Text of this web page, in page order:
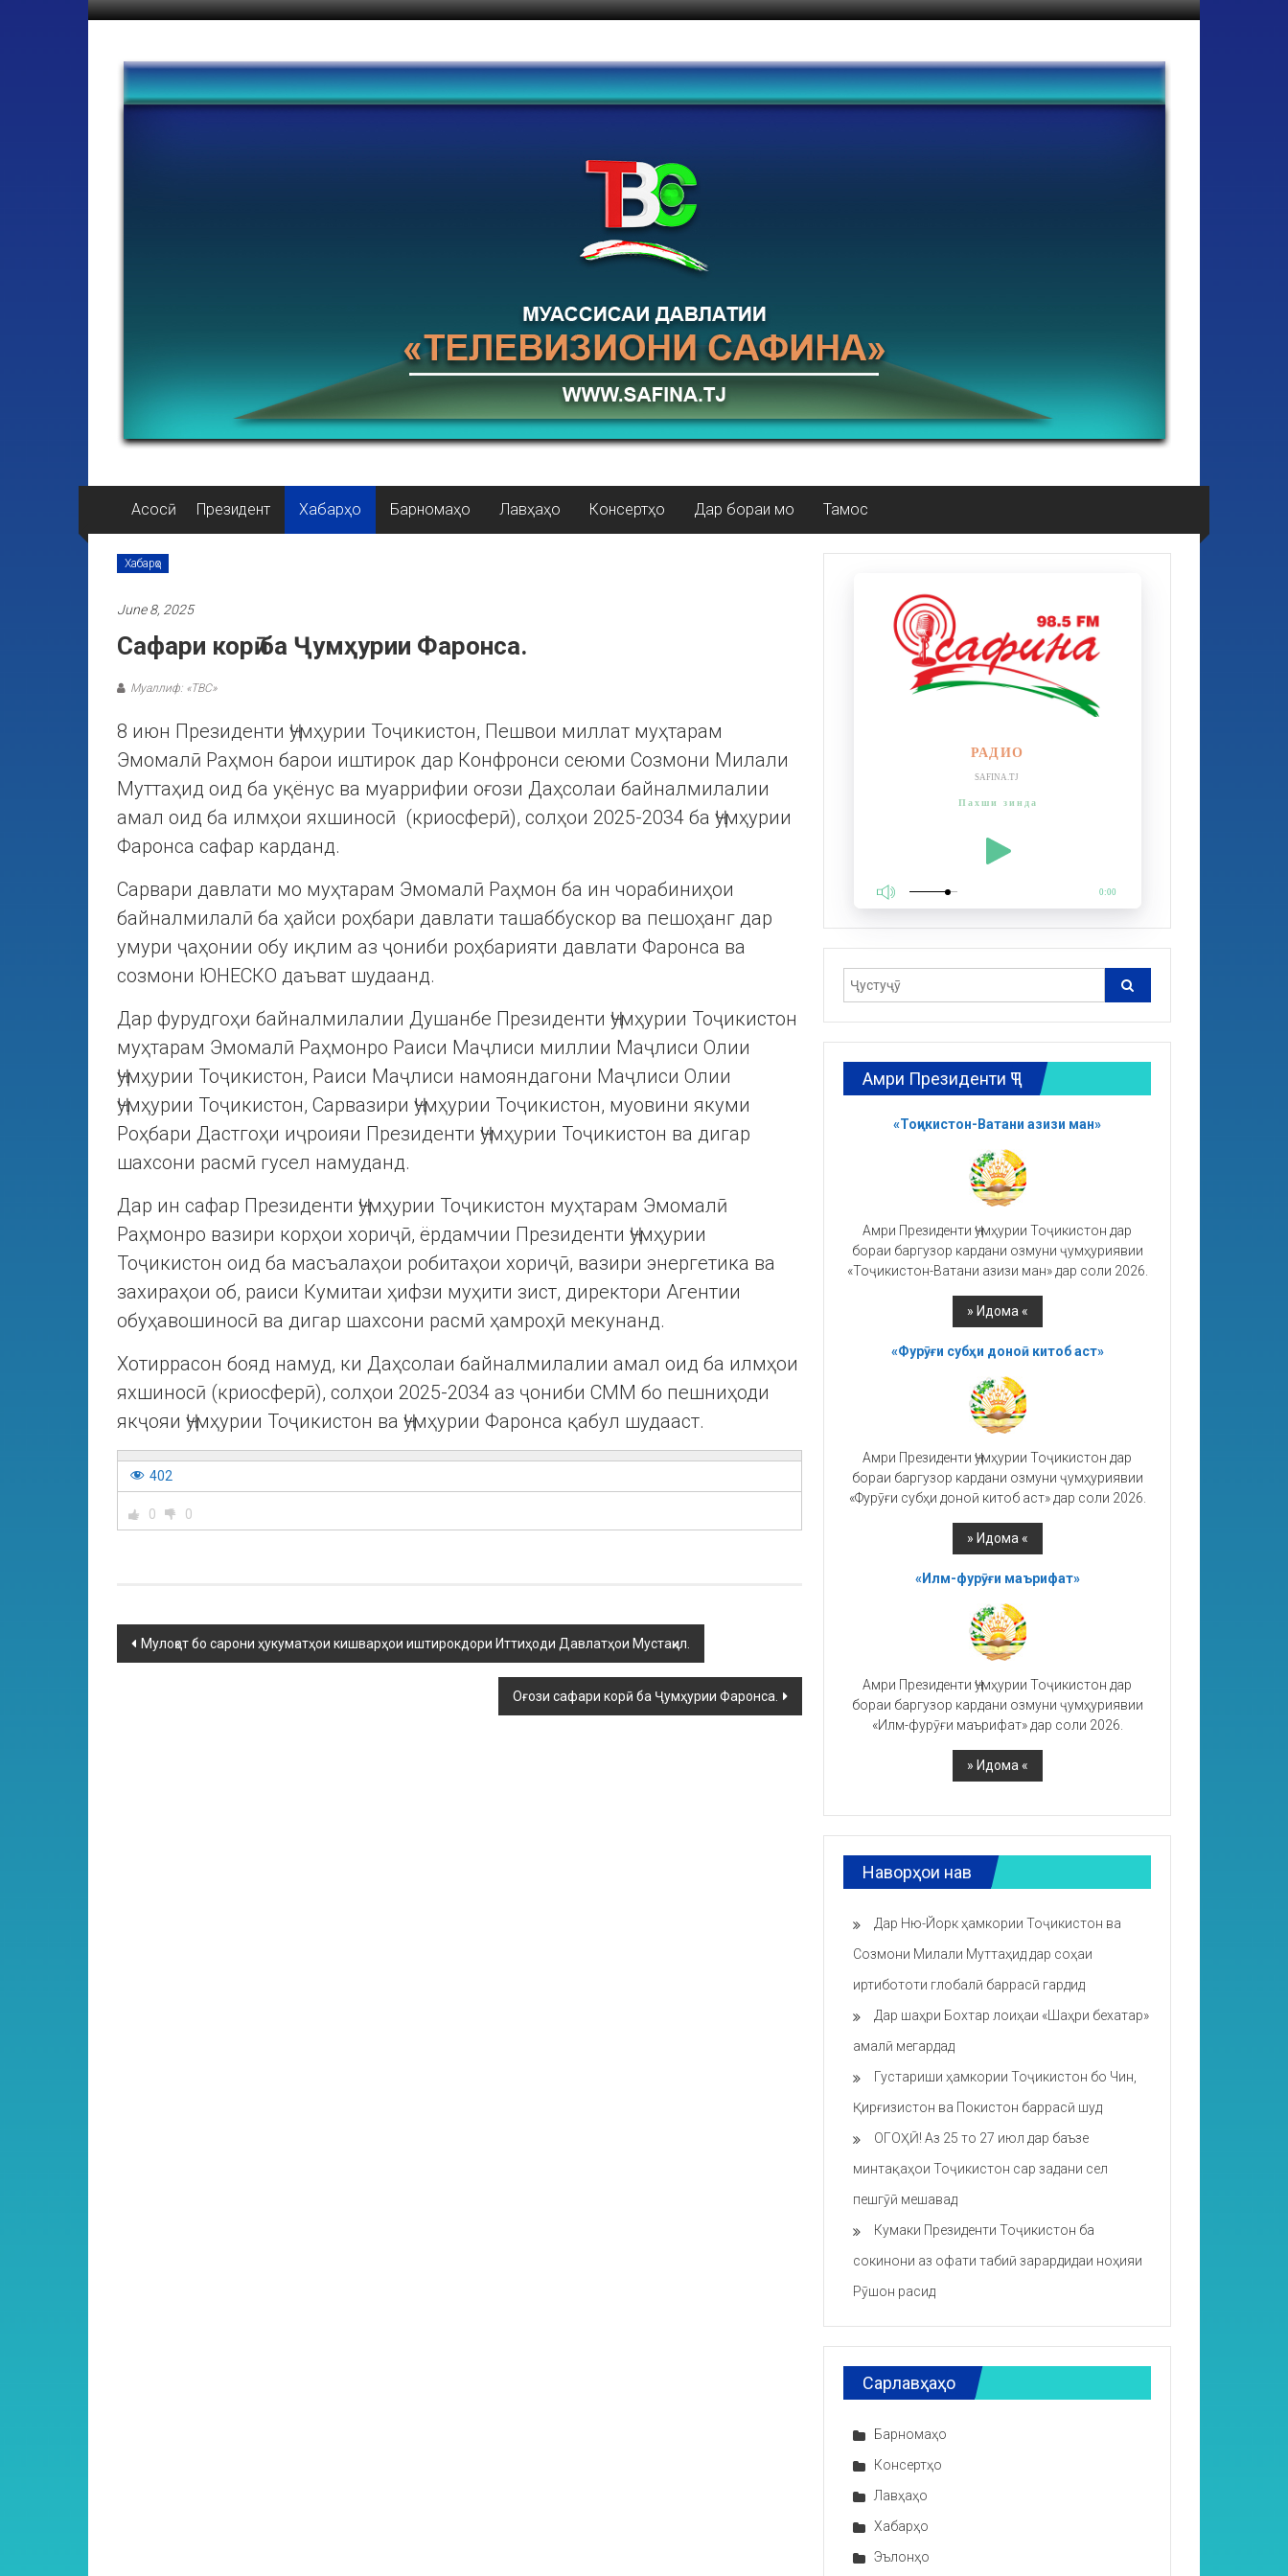
Асосӣ Президент Хабарҳо Барномаҳо Лавҳаҳо Консертҳо Дар бораи мо Тамос
Хабарҳо
June 8, 2025
Сафари корӣ ба Ҷумҳурии Фаронса.
Муаллиф: «ТВС»
8 июн Президенти Ҷумҳурии Тоҷикистон, Пешвои миллат муҳтарам
Эмомалӣ Раҳмон барои иштирок дар Конфронси сеюми Созмони Милали
Муттаҳид оид ба уқёнус ва муаррифии оғози Даҳсолаи байналмилалии
амал оид ба илмҳои яхшиносӣ (криосферӣ), солҳои 2025-2034 ба Ҷумҳурии
Фаронса сафар карданд.
Сарвари давлати мо муҳтарам Эмомалӣ Раҳмон ба ин чорабиниҳои
байналмилалӣ ба ҳайси роҳбари давлати ташаббускор ва пешоҳанг дар
умури ҷаҳонии обу иқлим аз ҷониби роҳбарияти давлати Фаронса ва
созмони ЮНЕСКО даъват шудаанд.
Дар фурудгоҳи байналмилалии Душанбе Президенти Ҷумҳурии Тоҷикистон
муҳтарам Эмомалӣ Раҳмонро Раиси Маҷлиси миллии Маҷлиси Олии
Ҷумҳурии Тоҷикистон, Раиси Маҷлиси намояндагони Маҷлиси Олии
Ҷумҳурии Тоҷикистон, Сарвазири Ҷумҳурии Тоҷикистон, муовини якуми
Роҳбари Дастгоҳи иҷроияи Президенти Ҷумҳурии Тоҷикистон ва дигар
шахсони расмӣ гусел намуданд.
Дар ин сафар Президенти Ҷумҳурии Тоҷикистон муҳтарам Эмомалӣ
Раҳмонро вазири корҳои хориҷӣ, ёрдамчии Президенти Ҷумҳурии
Тоҷикистон оид ба масъалаҳои робитаҳои хориҷӣ, вазири энергетика ва
захираҳои об, раиси Кумитаи ҳифзи муҳити зист, директори Агентии
обуҳавошиносӣ ва дигар шахсони расмӣ ҳамроҳӣ мекунанд.
Хотиррасон бояд намуд, ки Даҳсолаи байналмилалии амал оид ба илмҳои
яхшиносӣ (криосферӣ), солҳои 2025-2034 аз ҷониби СММ бо пешниҳоди
якҷояи Ҷумҳурии Тоҷикистон ва Ҷумҳурии Фаронса қабул шудааст.
402
0 0
Мулоқот бо сарони ҳукуматҳои кишварҳои иштирокдори Иттиҳоди Давлатҳои Мустақил.
Оғози сафари корӣ ба Ҷумҳурии Фаронса.
РАДИО
SAFINA.TJ
Пахши зинда
0:00
Амри Президенти ҶТ
«Тоҷикистон-Ватани азизи ман»
Амри Президенти Ҷумҳурии Тоҷикистон дар
бораи баргузор кардани озмуни ҷумҳуриявии
«Тоҷикистон-Ватани азизи ман» дар соли 2026.
«Фурӯғи субҳи доноӣ китоб аст»
Амри Президенти Ҷумҳурии Тоҷикистон дар
бораи баргузор кардани озмуни ҷумҳуриявии
«Фурӯғи субҳи доноӣ китоб аст» дар соли 2026.
«Илм-фурӯғи маърифат»
Амри Президенти Ҷумҳурии Тоҷикистон дар
бораи баргузор кардани озмуни ҷумҳуриявии
«Илм-фурӯғи маърифат» дар соли 2026.
Наворҳои нав
Дар Ню-Йорк ҳамкории Тоҷикистон ва
Созмони Милали Муттаҳид дар соҳаи
иртибототи глобалӣ баррасӣ гардид
Дар шаҳри Бохтар лоиҳаи «Шаҳри бехатар»
амалӣ мегардад
Густариши ҳамкории Тоҷикистон бо Чин,
Қирғизистон ва Покистон баррасӣ шуд
ОГОҲӢ! Аз 25 то 27 июл дар баъзе
минтақаҳои Тоҷикистон сар задани сел
пешгӯӣ мешавад
Кумаки Президенти Тоҷикистон ба
сокинони аз офати табиӣ зарардидаи ноҳияи
Рӯшон расид
Сарлавҳаҳо
Барномаҳо
Консертҳо
Лавҳаҳо
Хабарҳо
Эълонҳо